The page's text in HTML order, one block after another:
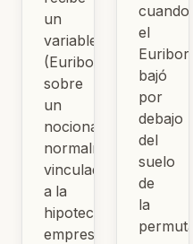
un
variable
(Euribor)
sobre
un
nocional,
normalmente
vinculado
a la
hipoteca
empresarial.
cuando
el
Euribor
bajó
por
debajo
del
suelo
de
la
permuta.